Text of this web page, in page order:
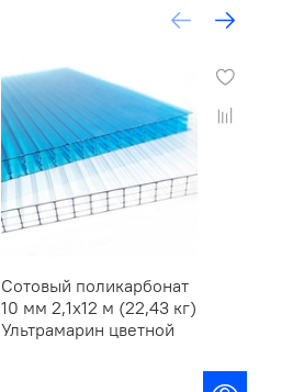
Сотовый поликарбонат
10 мм 2,1х12 м (22,43 кг)
Ультрамарин цветной